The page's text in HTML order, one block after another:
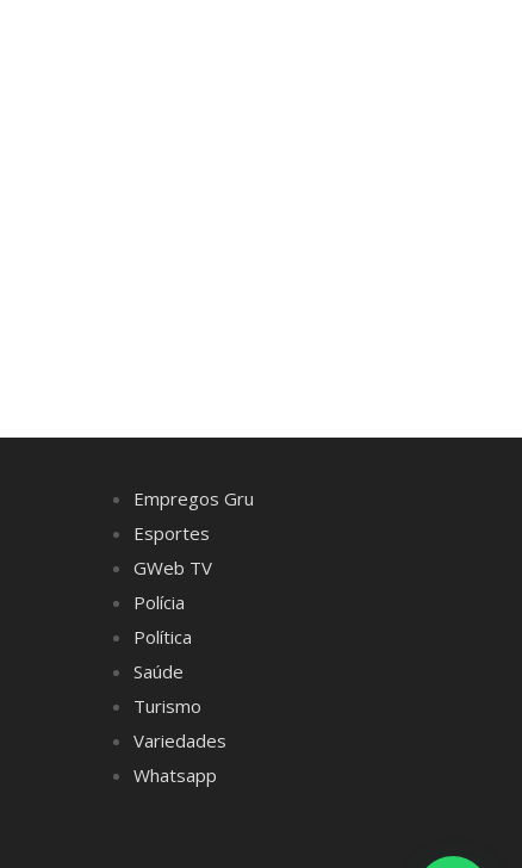
Empregos Gru
Esportes
GWeb TV
Polícia
Política
Saúde
Turismo
Variedades
Whatsapp